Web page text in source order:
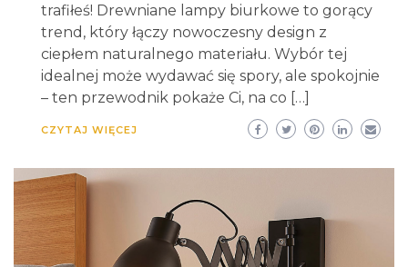
trafiłeś! Drewniane lampy biurkowe to gorący
trend, który łączy nowoczesny design z
ciepłem naturalnego materiału. Wybór tej
idealnej może wydawać się spory, ale spokojnie
– ten przewodnik pokaże Ci, na co […]
CZYTAJ WIĘCEJ